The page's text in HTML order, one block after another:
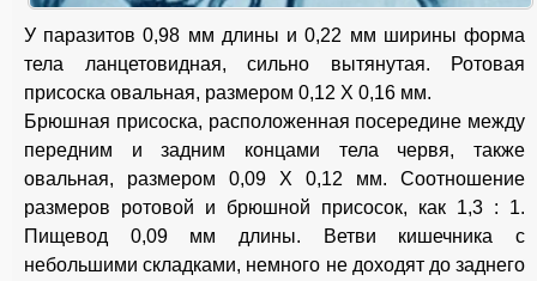
У паразитов 0,98 мм длины и 0,22 мм ширины форма
тела ланцетовидная, сильно вытянутая. Ротовая
присоска овальная, размером 0,12 X 0,16 мм.
Брюшная присоска, расположенная посередине между
передним и задним концами тела червя, также
овальная, размером 0,09 X 0,12 мм. Соотношение
размеров ротовой и брюшной присосок, как 1,3 : 1.
Пищевод 0,09 мм длины. Ветви кишечника с
небольшими складками, немного не доходят до заднего